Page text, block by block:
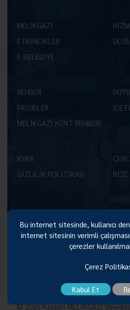
MELİKGAZİ
ETKİNLİKLER
E-BELEDİYE
REHBER
PROJELER
MELİKGAZİ KENT REHBERİ
KVKK
GİZLİLİK POLİTİKASI
BİZE
© 2026 Kayseri MELİKGAZİ
Size
Bu internet sitesinde, kullanıcı
internet sitesinin verimli
çerezler
Çerez
Kabul Et